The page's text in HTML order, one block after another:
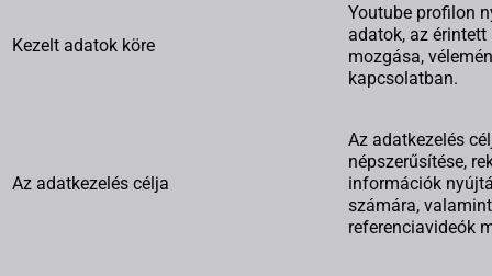
Kezelt adatok köre
Youtube profilon
adatok, az érintett
mozgása,
kapcsolatban.
Az adatkezelés célja
Az adatkezelés
népszerűsítése,
információk
számára,
referenciavideók